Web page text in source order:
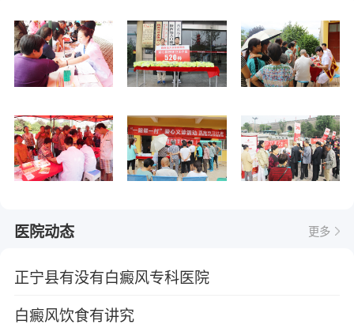
医院动态 更多
正宁县有没有白癜风专科医院
白癜风饮食有讲究